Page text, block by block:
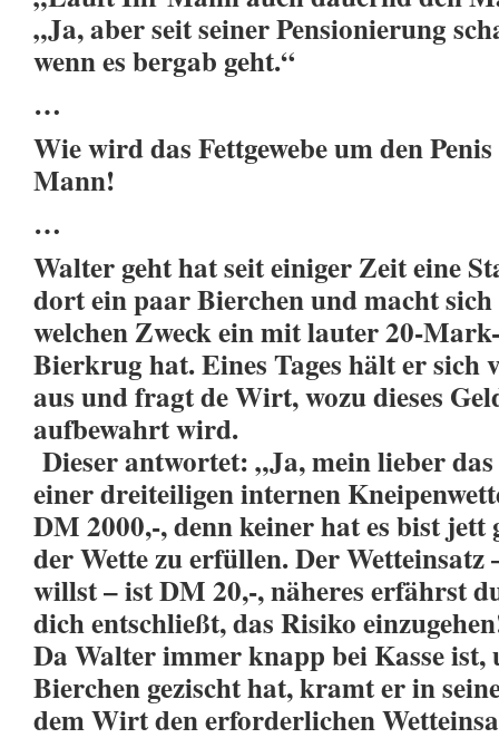
„Ja, aber seit seiner Pensionierung
wenn es bergab geht.“
…
Wie wird das Fettgewebe um den
Mann!
…
Walter geht hat seit einiger Zeit eine
dort ein paar Bierchen und macht
welchen Zweck ein mit lauter 20-
Bierkrug hat. Eines Tages hält er sich
aus und fragt de Wirt, wozu dieses
aufbewahrt wird.
Dieser antwortet: „Ja, mein lieber
einer dreiteiligen internen
DM 2000,-, denn keiner hat es bist jett
der Wette zu erfüllen. Der Wetteinsatz
willst – ist DM 20,-, näheres erfährst
dich entschließt, das Risiko
Da Walter immer knapp bei Kasse ist,
Bierchen gezischt hat, kramt er in
dem Wirt den erforderlichen